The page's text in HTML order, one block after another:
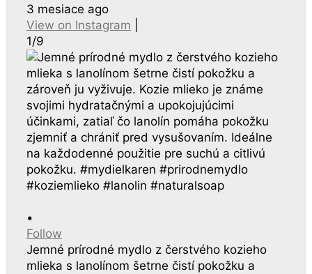
3 mesiace ago
View on Instagram
1/9
•
Follow
Jemné prírodné mydlo z čerstvého kozieho
mlieka s lanolínom šetrne čistí pokožku a